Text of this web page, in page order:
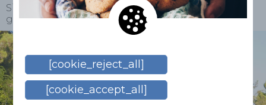
ESPAÑOL
Sitges > Blog > Terramar-tuinen, elegantie in het
groen
[cookie_reject_all]
[cookie_accept_all]